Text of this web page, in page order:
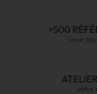
+500
pour
votre